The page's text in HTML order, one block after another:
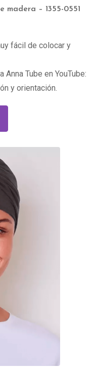
madera – 1355-0551
fácil de colocar y
Tube en YouTube:
y orientación.